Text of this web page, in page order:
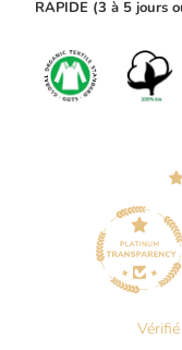
RAPIDE (3 à 5 jours
722